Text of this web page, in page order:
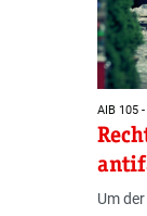
AIB 105
Um